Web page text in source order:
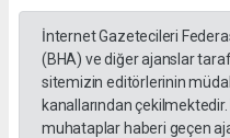
İnternet Gazetecileri
(BHA) ve diğer ajanslar
sitemizin editörlerinin
kanallarından
muhataplar haberi geçen